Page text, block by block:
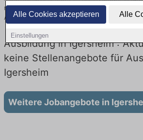
Alle Cookies akzeptieren Alle
Einstellungen
namhaften Firmen. Entdecken Sie freie
Arbeitgebern und bewerben Sie sich noch
Ausbildung in Igersheim :
keine Stellenangebote für
Igersheim
Weitere Jobangebote in